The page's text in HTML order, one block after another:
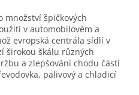
množství špičkových
v automobilovém a
evropská centrála sídlí v
širokou škálu různých
a zlepšování chodu částí
palivový a chladicí